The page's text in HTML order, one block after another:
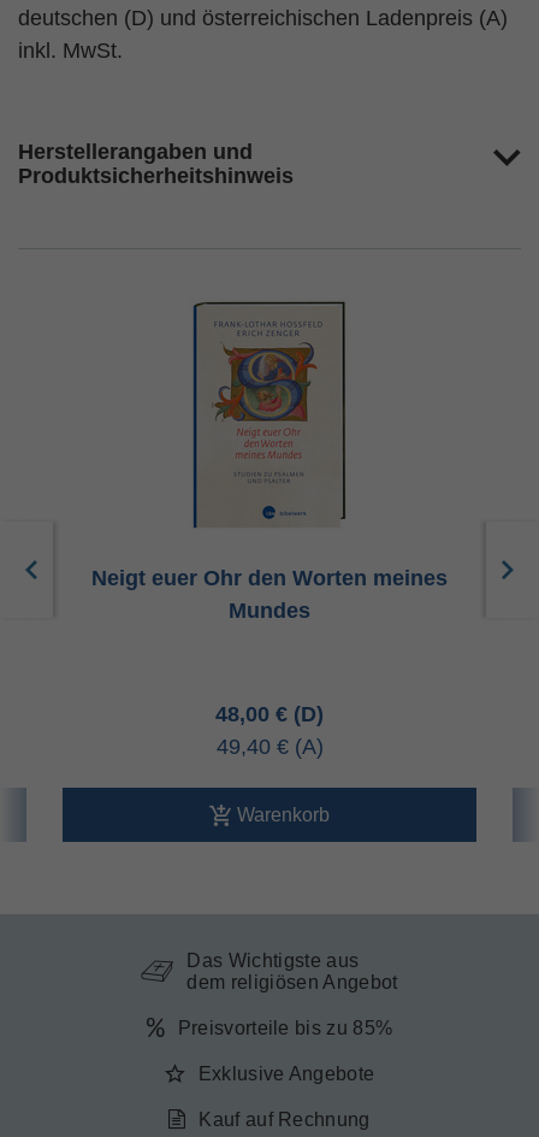
deutschen (D) und österreichischen Ladenpreis (A)
inkl. MwSt.
Herstellerangaben und
Produktsicherheitshinweis
Neigt euer Ohr den Worten meines
Mundes
48,00 €
49,40 €
Warenkorb
Das Wichtigste aus
dem religiösen Angebot
Preisvorteile bis zu 85%
Exklusive Angebote
Kauf auf Rechnung